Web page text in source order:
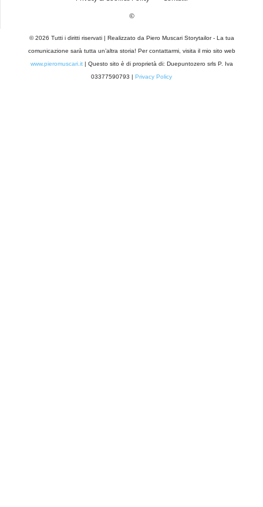
©
© 2026 Tutti i diritti riservati | Realizzato da Piero Muscari Storytailor - La tua
comunicazione sarà tutta un’altra storia! Per contattarmi, visita il mio sito web
www.pieromuscari.it| Questo sito è di proprietà di: Duepuntozero srls P. Iva
03377590793 | Privacy Policy